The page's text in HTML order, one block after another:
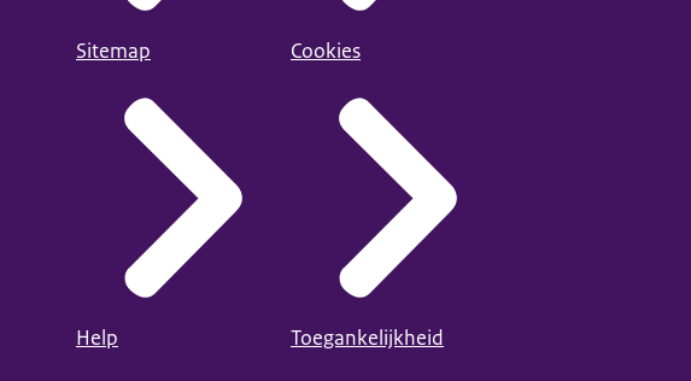
Sitemap
Help
Cookies
Toegankelijkheid